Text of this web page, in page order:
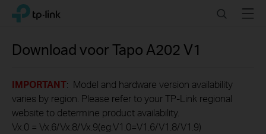
Click
navigation
TP-Link, Reliably Smart SearchMenu
Download voorTapo A202 V1
IMPORTANT: Model and hardware version availability
varies by region. Please refer to your TP-Link regional
website to determine product availability.
Vx.0 = Vx.6/Vx.8/Vx.9(eg:V1.0=V1.6/V1.8/V1.9)